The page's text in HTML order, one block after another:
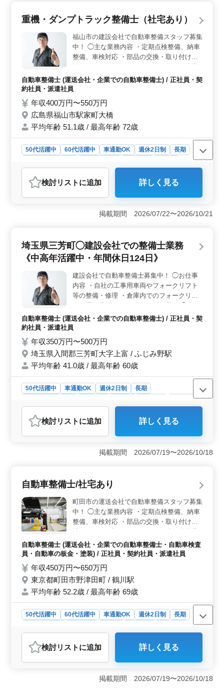
トが整っているため、働く環境が整いやすく、安心して
長期的に勤務することが可能です。 ＜高い専門性と
多彩な車両整備＞ この求人では、乗用車からトラッ
ク、さらには建設機械に至るまで、幅広い車種の整備を
担当します。3級自動車整備士以上の資格を持っていれ
ば、整備士としての経験を活かし、多様なスキルをさら
に磨くことができます。カーナビやETCの設置、オーデ
ィオの取り付けなど、電子機器にも対応するため、メカ
ニックとしての成長を目指せる環境です。 ＜中高年
世代も活躍できる職場＞ ベテランメカニックが多数活
躍しており、年齢に関わらず経験をしっかり評価しても
らえる職場です。残業がない点も、長期的に無理なく働
め、シニア世代の方やライフスタイルに合わせた柔軟な
働き方を希望する方にも適しています。
重機・ダンプトラック整備士（社宅あり）
福山市の建設会社で自動車整備スタッフ募集
中！ ◯主な業務内容 ・定期点検整備、納車
整備、車検対応 ・部品の交換・取り付け・
補修 ・トラブルシューティング時の整備業
務全般 ・お客さんの見積もり対応 ・カーナ
ビ・ETCの設置 ・オーディオ・ナビ等の取
す。 シニア世代のベテランスタッフも活躍
中です。 アットホームで働きやすい企業で
す。 ＊賞与あり ＊昇給制度あり ＊車通勤
OK ＊社宅あり ＊60歳以上活躍中
自動車整備士 (運送会社・企業での自動車整備士) / 正社員・契
約社員・派遣社員
年収400万円〜550万円
広島県福山市駅家町大橋
平均年齢 51.1歳 / 最高年齢 72歳
50代活躍中 60代活躍中 車通勤OK 週休2日制
長期
自動車整備士
おすすめポイント
＜高い年収と安定した福利厚生＞ 高水準の給与が期待
でき、賞与も年2回支給されるため、安定した収入が確保
できます。車通勤や社宅制度もあり、生活面のサポート
り、長年の整備経験を持つ方に最適な環境です。幅広い
年齢層に柔軟な働き方が提供されています。 ＜残業
休2日制を採用しており、オンオフのバランスを大切にし
ながら働くことができます。家庭やプライベートとの両
立も可能です。
検討リスト に追加 詳しく見る
掲載期間 2026/07/22〜2026/10/21
埼玉県三芳町◯建設会社での整備士業務
《中高年活躍中・年間休日124日》
建設会社で自動車整備士募集中！ ◯お仕事
内容 ・自社の工事用車両やフォークリフト
等の整備・修理 ・倉庫内でのフォークリフ
工事用車両約40台（2〜3t）、フォークリフ
ト、トラック 等 ※いずれも国産車です。 ◯
ー通勤可能（駐車場あり） 皆様のご応募を
お待ちしております！
自動車整備士 (運送会社・企業での自動車整備士) / 正社員・契
約社員・派遣社員
年収350万円〜500万円
埼玉県入間郡三芳町大字上富 / ふじみ野駅
平均年齢 41.0歳 / 最高年齢 60歳
50代活躍中 車通勤OK 週休2日制
長期
派遣社員
おすすめポイント
＜休日とワークライフバランス＞ 年間休日は124日あ
り、土日祝が休みです。家族や趣味の時間も大切にで
き、仕事と私生活のバランスを保つことが可能で
の負担を軽減し、働きやすい環境を提供していま
す。 ＜経験を活かせる職場＞ 3級自動車整備士以上
の資格と自動車整備経験が5年以上ある方を対象としてい
ます。工事用車両やフォークリフト等の多様な車種の整
備を手掛け、経験を活かし、技術力をさらに高めること
ができます。
検討リスト に追加 詳しく見る
掲載期間 2026/07/19〜2026/10/18
自動車整備士/社宅あり
町田市の運送会社で自動車整備スタッフ募集
中！ ◯主な業務内容 ・定期点検整備、納車
整備、車検対応 ・部品の交換・取り付け・
務全般 ・お客さんの見積もり対応 ・カーナ
ビ・ETCの設置 ・オーディオ・ナビ等の取
＊賞与あり ＊昇給制度あり ＊車通勤OK ＊
社宅あり ＊50歳以上活躍中
自動車整備士 (運送会社・企業での自動車整備士・自動車検査
員・自動車の板金・塗装) / 正社員・契約社員・派遣社員
年収450万円〜650万円
東京都町田市野津田町 / 鶴川駅
平均年齢 52.2歳 / 最高年齢 69歳
50代活躍中 60代活躍中 車通勤OK 週休2日制
長期
おすすめポイント
＜給与と福利厚生の充実＞ 賞与あり、昇給制度も整っ
ており、収入面での安心感があります。通勤手当や各種
社会保険も完備しており、福利厚生が充実していま
検討リスト に追加 詳しく見る
掲載期間 2026/07/19〜2026/10/18